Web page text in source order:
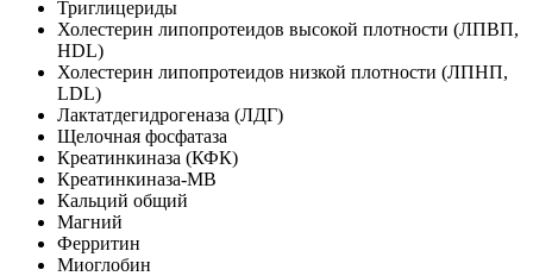
Триглицериды
Холестерин липопротеидов высокой плотности (ЛПВП,
HDL)
Холестерин липопротеидов низкой плотности (ЛПНП,
LDL)
Лактатдегидрогеназа (ЛДГ)
Щелочная фосфатаза
Креатинкиназа (КФК)
Креатинкиназа-МВ
Кальций общий
Магний
Ферритин
Миоглобин